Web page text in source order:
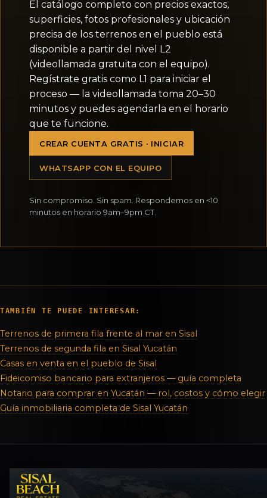
El catálogo completo con precios exactos,
superficies, fotos profesionales y ubicación
precisa de los terrenos en el pueblo está
disponible a partir del nivel L2
(videollamada gratuita con el equipo).
Regístrate gratis como L1 para iniciar el
proceso — la videollamada toma 20–30
minutos y puedes agendarla en el horario
que te funcione.
CREAR CUENTA GRATIS · INICIAR
WHATSAPP CON EL EQUIPO
Sin compromiso. Sin spam. Respondemos en <10
minutos en horario 9am–9pm CT.
TAMBIÉN TE PUEDE INTERESAR:
Terrenos de primera fila frente al mar en Sisal
Terrenos de segunda fila en Sisal Yucatán
Casas en venta en el pueblo de Sisal
Fideicomiso bancario para extranjeros — guía completa
Notario para comprar en Yucatán — rol, costos y cómo elegir
Guía inmobiliaria completa de Sisal Yucatán